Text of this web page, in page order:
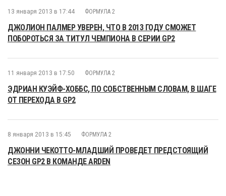
13 января 2013 в 17:44 ФОРМУЛА 2
ДЖОЛИОН ПАЛМЕР УВЕРЕН, ЧТО В 2013 ГОДУ СМОЖЕТ
ПОБОРОТЬСЯ ЗА ТИТУЛ ЧЕМПИОНА В СЕРИИ GP2
11 января 2013 в 17:50 ФОРМУЛА 2
ЭДРИАН КУЭЙФ-ХОББС, ПО СОБСТВЕННЫМ СЛОВАМ, В ШАГЕ
ОТ ПЕРЕХОДА В GP2
8 января 2013 в 15:45 ФОРМУЛА 2
ДЖОННИ ЧЕКОТТО-МЛАДШИЙ ПРОВЕДЕТ ПРЕДСТОЯЩИЙ
СЕЗОН GP2 В КОМАНДЕ ARDEN